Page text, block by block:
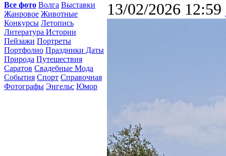
Все фото Волга Выставки
Жанровое Животные
Конкурсы Летопись
Литература Истории
Пейзажи Портреты
Портфолио Праздники Даты
Природа Путешествия
Саратов Свадебные Мода
События Спорт Справочная
Фотографы Энгельс Юмор
13/02/2026 12:59